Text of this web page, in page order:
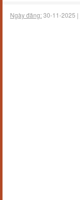
Ngày đăng:30-11-2025 |